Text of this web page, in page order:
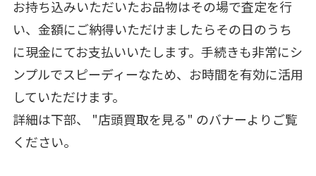
お持ち込みいただいたお品物はその場で査定を行
い、金額にご納得いただけましたらその日のうち
に現金にてお支払いいたします。手続きも非常にシ
ンプルでスピーディーなため、お時間を有効に活用
していただけます。
詳細は下部、 "店頭買取を見る" のバナーよりご覧
ください。